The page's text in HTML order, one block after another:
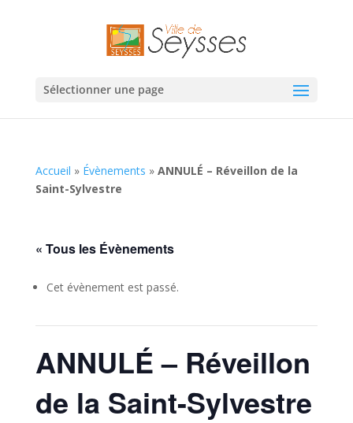
Sélectionner une page
Accueil » Évènements » ANNULÉ – Réveillon de la
Saint-Sylvestre
« Tous les Évènements
Cet évènement est passé.
ANNULÉ – Réveillon
de la Saint-Sylvestre